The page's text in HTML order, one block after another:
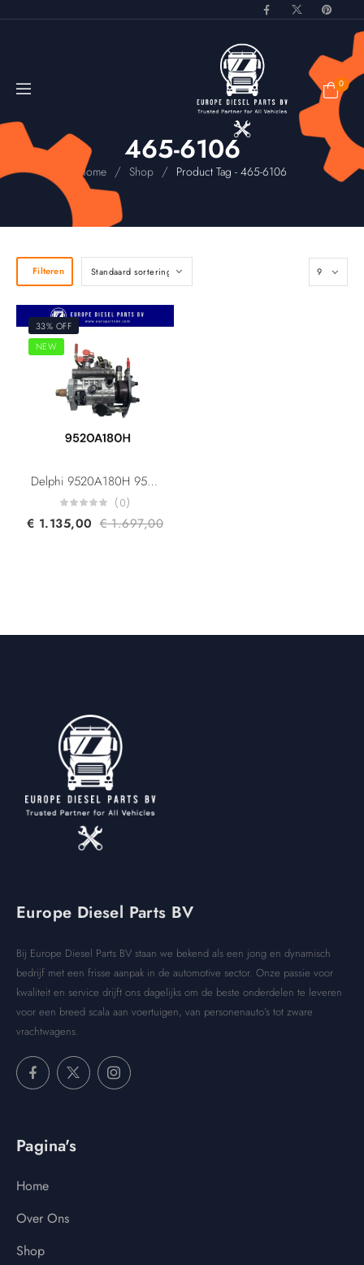
0
465-6106
Home / Shop / Product Tag - 465-6106
Filteren
33% OFF
NEW
Delphi 9520A180H 9520A186H Caterpillar 465-6106 Perkins 2644C346 DP210/DP310 Original Diesel Fuel Injection Pump For Perkins 1104D-44TA Machine
(0)
€ 1.135,00 €1.697,00
Europe Diesel Parts BV
Bij Europe Diesel Parts BV staan we bekend als een jong en dynamisch
bedrijf met een frisse aanpak in de automotive sector. Onze passie voor
kwaliteit en service drijft ons dagelijks om de beste onderdelen te leveren
voor een breed scala aan voertuigen, van personenauto’s tot zware
vrachtwagens.
Pagina's
Home
Over Ons
Shop